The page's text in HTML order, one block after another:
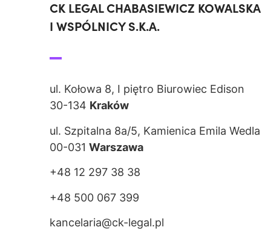
CK LEGAL CHABASIEWICZ KOWALSKA
I WSPÓLNICY S.K.A.
ul. Kołowa 8, I piętro Biurowiec Edison
30-134 Kraków
ul. Szpitalna 8a/5, Kamienica Emila Wedla
00-031 Warszawa
+48 12 297 38 38
+48 500 067 399
kancelaria@ck-legal.pl